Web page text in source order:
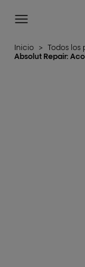
L'Oréal
SITE MENU
Inicio > Todos los
Absolut Repair: